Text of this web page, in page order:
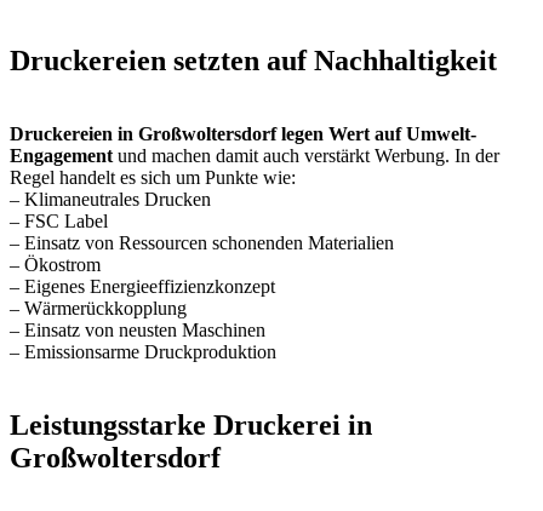
Druckereien setzten auf Nachhaltigkeit
Druckereien in Großwoltersdorf legen Wert auf Umwelt-
Engagement und machen damit auch verstärkt Werbung. In der
Regel handelt es sich um Punkte wie:
– Klimaneutrales Drucken
– FSC Label
– Einsatz von Ressourcen schonenden Materialien
– Ökostrom
– Eigenes Energieeffizienzkonzept
– Wärmerückkopplung
– Einsatz von neusten Maschinen
– Emissionsarme Druckproduktion
Leistungsstarke Druckerei in
Großwoltersdorf